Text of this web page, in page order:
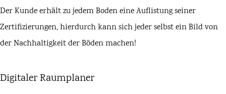
Der Kunde erhält zu jedem Boden eine Auflistung seiner
Zertifizierungen, hierdurch kann sich jeder selbst ein Bild von
der Nachhaltigkeit der Böden machen!
Digitaler Raumplaner